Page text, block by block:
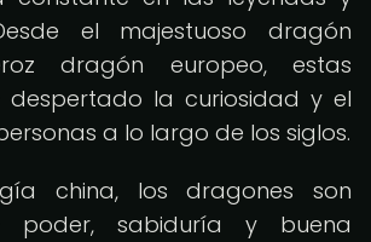
el majestuoso dragón
dragón europeo, estas
despertado la curiosidad y el
a lo largo de los siglos.
china, los dragones son
poder, sabiduría y buena